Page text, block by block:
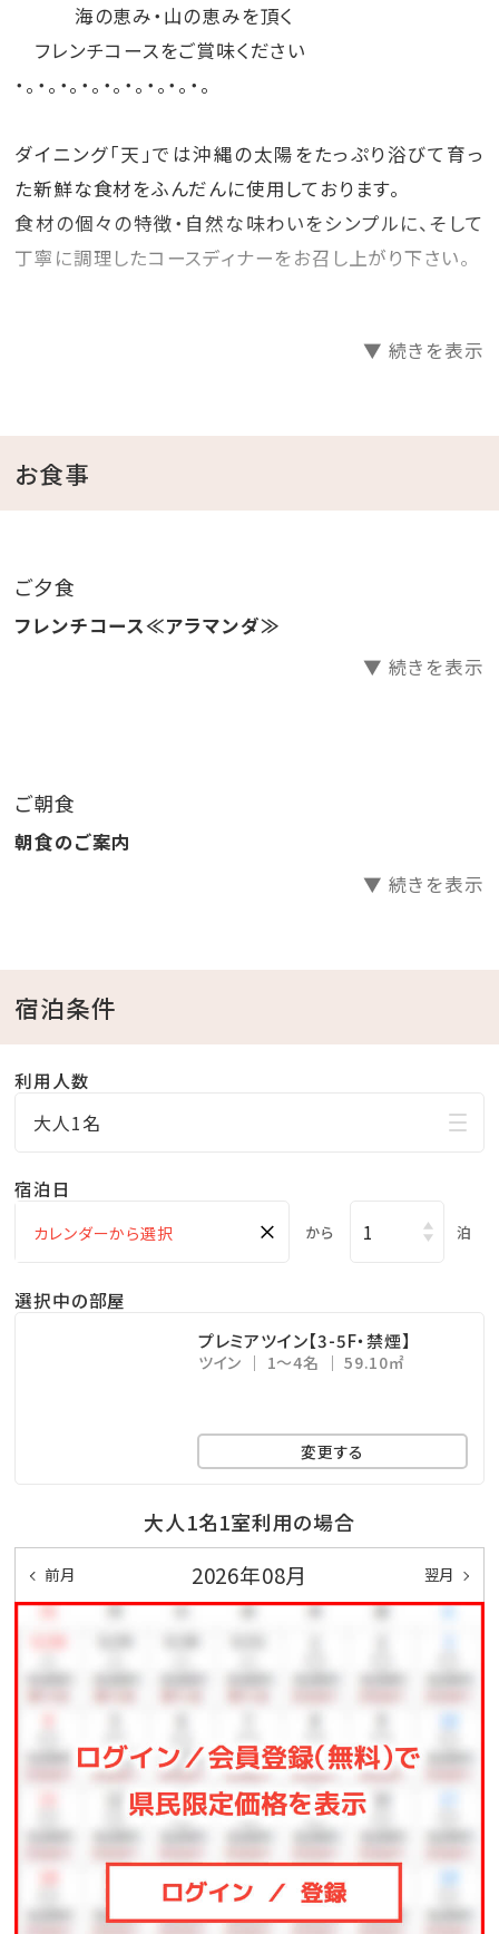
海の恵み・山の恵みを頂く
フレンチコースをご賞味ください
・。・。・。・。・。・。・。・。・。
ダイニング「天」では沖縄の太陽をたっぷり浴びて育っ
た新鮮な食材をふんだんに使用しております。
食材の個々の特徴・自然な味わいをシンプルに、そして
丁寧に調理したコースディナーをお召し上がり下さい。
・ミネラルウォーターお1人様1本プレゼント
・チェックイン時ウェルカムドリンクサービス
・フィットネスジムご利用無料 ⇒ 5：00～22：00（最終受
付 21：30）
・インドアプールご利用無料 ⇒ 8：00～22：00
になる場合がございます。
・エステサロン「CREER DU SPA」 ⇒ 10：00～
【注意事項】
※全室禁煙ルームでございます。
※レストラン「天」のディナーをご希望の場合は、前日ま
での予約をお願い致します。
りご予約下さい。
※駐車場は有料です（1泊あたり1，000円、上限3，000
▼ 続きを表示
お食事
ご夕食
フレンチコース≪アラマンダ≫
▼ 続きを表示
ご朝食
朝食のご案内
▼ 続きを表示
宿泊条件
利用人数
大人1名
宿泊日
× から 泊
選択中の部屋
プレミアツイン【3-5F・禁煙】
ツイン 1～4名 59.10㎡
変更する
大人1名1室利用の場合
前月 2026年08月 翌月